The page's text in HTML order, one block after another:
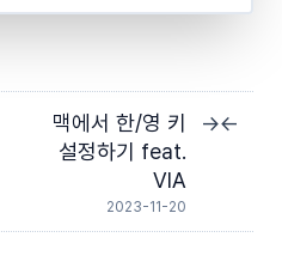
맥에서 한/영 키
설정하기 feat.
VIA
2023-11-20
→←